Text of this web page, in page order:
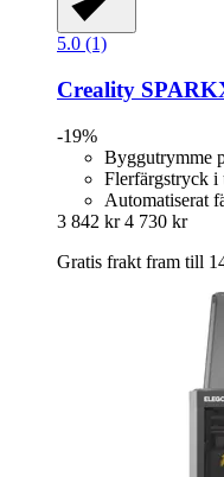
5.0 (1)
Creality
-19%
Byggutrymme
Flerfärgstryck i
Automatiserat
3 842 kr 4 730 kr
Gratis frakt fram till